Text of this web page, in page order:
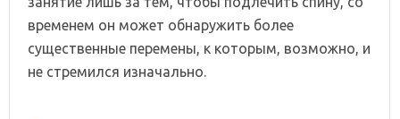
временем он может обнаружить более
существенные перемены, к которым, возможно, и
не стремился изначально.